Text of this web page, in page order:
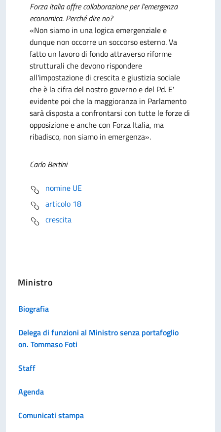
Forza italia offre collaborazione per l'emergenza
economica. Perché dire no?
«Non siamo in una logica emergenziale e
dunque non occorre un soccorso esterno. Va
fatto un lavoro di fondo attraverso riforme
strutturali che devono rispondere
all'impostazione di crescita e giustizia sociale
che è la cifra del nostro governo e del Pd. E'
evidente poi che la maggioranza in Parlamento
sarà disposta a confrontarsi con tutte le forze di
opposizione e anche con Forza Italia, ma
ribadisco, non siamo in emergenza».
Carlo Bertini
nomine UE
articolo 18
crescita
Ministro
Biografia
Delega di funzioni al Ministro senza portafoglio
on. Tommaso Foti
Staff
Agenda
Comunicati stampa